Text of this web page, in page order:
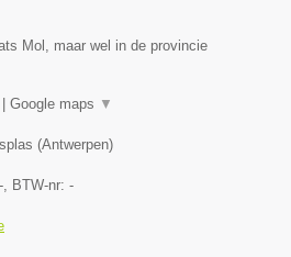
Mol, maar wel in de provincie
Google maps ▼
(Antwerpen)
-, BTW-nr: -